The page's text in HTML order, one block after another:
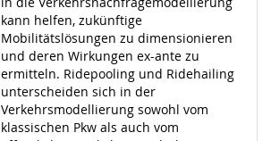
kann helfen, zukünftige
Mobilitätslösungen zu dimensionieren
und deren Wirkungen ex-ante zu
ermitteln. Ridepooling und Ridehailing
unterscheiden sich in der
Verkehrsmodellierung sowohl vom
klassischen Pkw als auch vom